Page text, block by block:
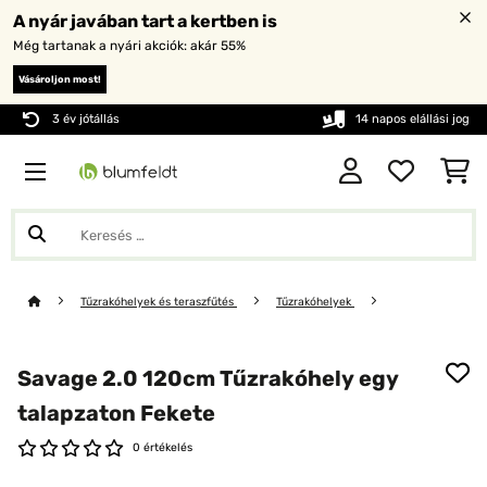
A nyár javában tart a kertben is
Még tartanak a nyári akciók: akár 55%
Vásároljon most!
3 év jótállás 14 napos elállási jog
Tűzrakóhelyek és teraszfűtés Tűzrakóhelyek
Savage 2.0 120cm Tűzrakóhely egy
talapzaton Fekete
0 értékelés